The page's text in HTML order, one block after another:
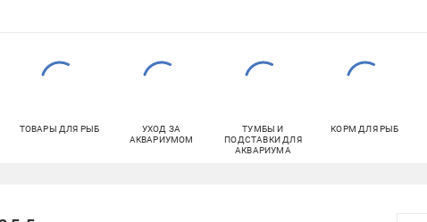
ТОВАРЫ ДЛЯ РЫБ
УХОД ЗА
АКВАРИУМОМ
ТУМБЫ И
ПОДСТАВКИ ДЛЯ
АКВАРИУМА
КОРМ ДЛЯ РЫБ